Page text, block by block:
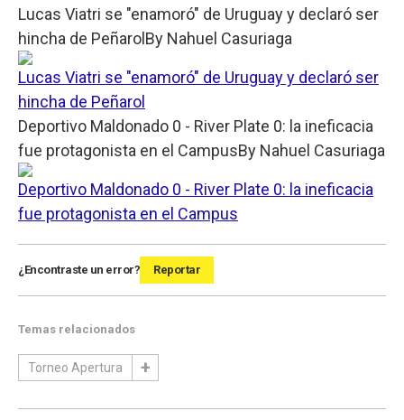
Lucas Viatri se "enamoró" de Uruguay y declaró ser
hincha de Peñarol By Nahuel Casuriaga
Lucas Viatri se "enamoró" de Uruguay y declaró ser
hincha de Peñarol
Deportivo Maldonado 0 - River Plate 0: la ineficacia
fue protagonista en el CampusBy Nahuel Casuriaga
Deportivo Maldonado 0 - River Plate 0: la ineficacia
fue protagonista en el Campus
¿Encontraste un error? Reportar
Temas relacionados
Torneo Apertura